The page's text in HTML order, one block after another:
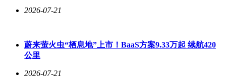
2026-07-21
蔚来萤火虫“栖息地”上市！BaaS方案9.33万起 续航420
公里
2026-07-21